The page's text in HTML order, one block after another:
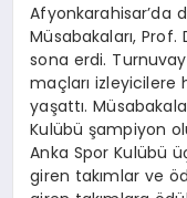
Afyonkarahisar’da
Müsabakaları, Prof.
sona erdi.
maçları
yaşattı.
Kulübü şampiyon
Anka Spor Kulübü
giren takımlar ve